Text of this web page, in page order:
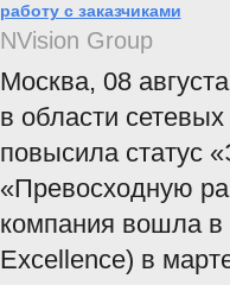
работу с заказчиками
NVision Group
Москва, 08
в области
повысила статус
«Превосходную
компания вошла в
Excellence) в